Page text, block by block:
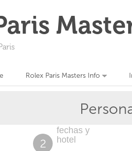
Rolex Paris Masters Info
2
fechas y
hotel